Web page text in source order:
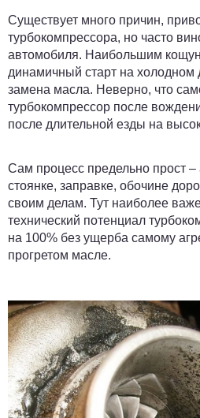
Существует много причин,
турбокомпрессора, но часто
автомобиля. Наибольшим
динамичный старт на холодном
замена масла. Неверно, что
турбокомпрессор после
после длительной езды на
Сам процесс предельно прост –
стоянке, заправке, обочине
своим делам. Тут наиболее
технический потенциал
на 100% без ущерба самому
прогретом масле.